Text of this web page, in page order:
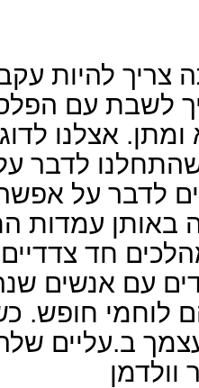
להיות
לשבת עם
אצלנו
לדבר
לדבר על
עמדות
חד צדדיים
עם אנשים
לוחמי חופש.
ב.עליים
וולדמן